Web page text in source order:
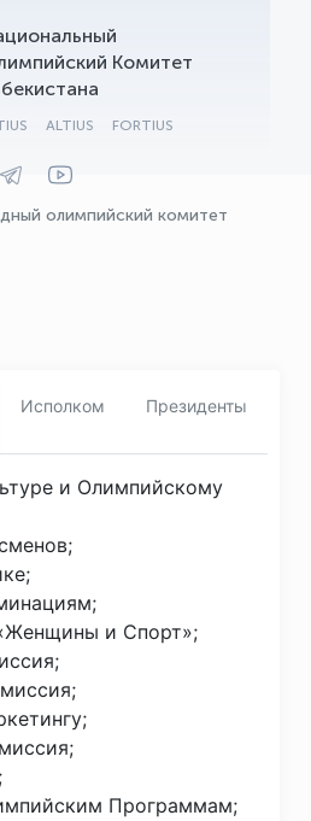
Комитет
ALTIUS FORTIUS
олимпийский комитет
Исполком Президенты
и Олимпийскому
и Спорт»;
Программам;